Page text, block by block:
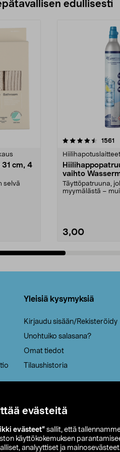
evästeitä
evästeet” sallit, että
käyttökokemuksen
analyyttiset ja
edullisesti
cm, 4
selvä
1561
vaihto
Täyttöpatruuna,
myymälästä –
3,00
Yleisiä kysymyksiä
Kirjaudu sisään/Rekisteröidy
Unohtuiko salasana?
Omat tiedot
Tilaushistoria